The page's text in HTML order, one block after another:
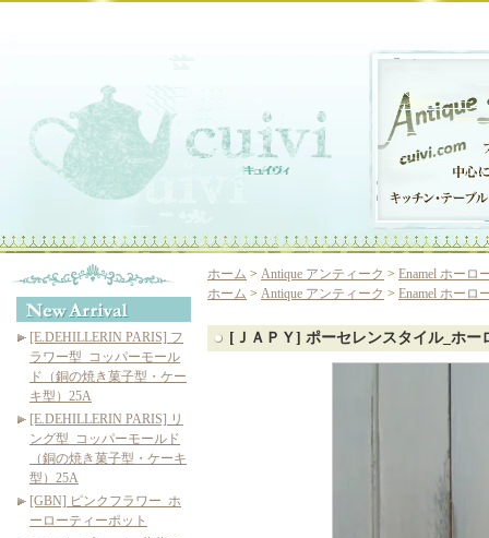
[E.DEHILLERIN PARIS] フ
ラワー型_コッパーモール
ド（銅の焼き菓子型・ケー
キ型）25A
[E.DEHILLERIN PARIS] リ
ング型_コッパーモールド
（銅の焼き菓子型・ケーキ
型）25A
[GBN] ピンクフラワー_ホ
ーローティーポット
ホーム > Antique アンティーク > Enamel ホーロ
ホーム > Antique アンティーク > Enamel ホーロ
[ＪＡＰＹ] ポーセレンスタイル_ホー